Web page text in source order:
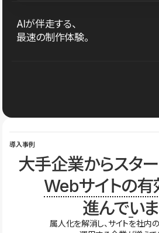
AIが伴走する、
最速の制作体験。
導入事例
大手企業からスタ
Webサイトの有
進んでいま
属人化を解消し、サイトを社内